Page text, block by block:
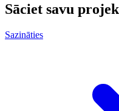
Sāciet savu
Sazināties